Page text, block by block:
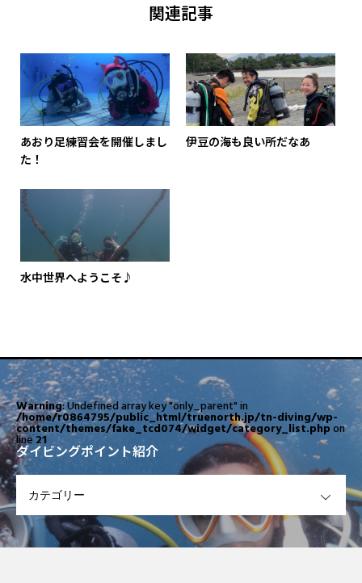
関連記事
あおり足練習会を開催しまし
た！
伊豆の海も良い所だなあ
水中世界へようこそ♪
Warning: Undefined array key "only_parent" in
/home/r0864795/public_html/truenorth.jp/tn-diving/wp-
content/themes/fake_tcd074/widget/category_list.php on
line 21
ダイビングポイント紹介
OPEN